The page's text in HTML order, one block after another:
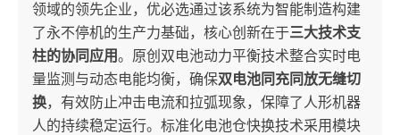
领域的领先企业，优必选通过该系统为智能制造构建
了永不停机的生产力基础，核心创新在于三大技术支
柱的协同应用。原创双电池动力平衡技术整合实时电
量监测与动态电能均衡，确保双电池同充同放无缝切
换，有效防止冲击电流和拉弧现象，保障了人形机器
人的持续稳定运行。标准化电池仓快换技术采用模块